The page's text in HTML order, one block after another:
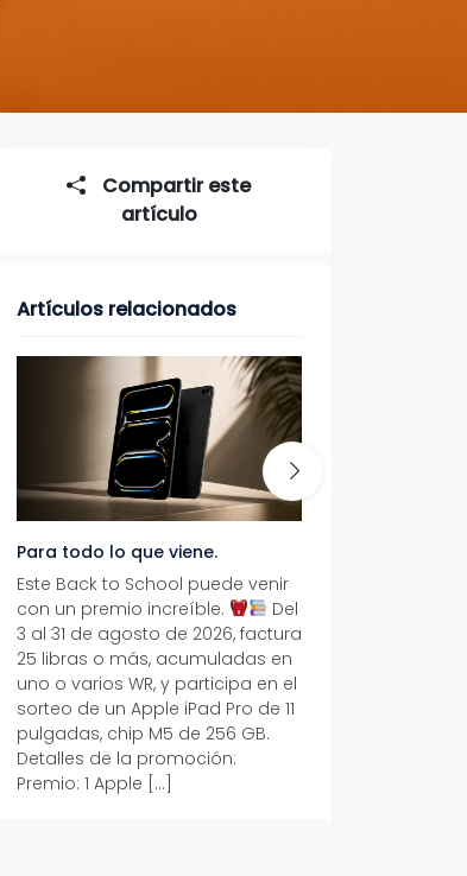
Compartir este
artículo
Artículos relacionados
Para todo lo que viene.
Este Back to School puede venir
con un premio increíble.
Del
3 al 31 de agosto de 2026, factura
25 libras o más, acumuladas en
uno o varios WR, y participa en el
sorteo de un Apple iPad Pro de 11
pulgadas, chip M5 de 256 GB.
Detalles de la promoción:
Premio: 1 Apple […]